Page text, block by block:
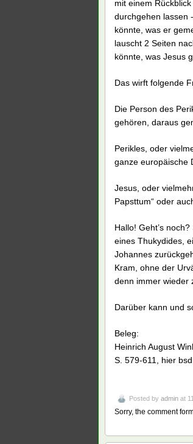
mit einem
durchgehen lassen
könnte, was er
lauscht 2 Seiten
könnte, was Jesus
Das wirft folgende
Die Person des
gehören, daraus
Perikles, oder
ganze europäische
Jesus, oder
Papsttum“ oder
Hallo! Geht’s
eines Thukydides,
Johannes
Kram, ohne der
denn immer wieder
Darüber kann und
Beleg:
Heinrich August
S. 579-611, hier
Posted by admin at
Sorry, the comment